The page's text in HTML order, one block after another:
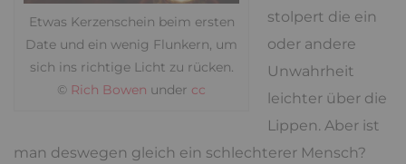
Etwas Kerzenschein beim ersten
Date und ein wenig Flunkern, um
sich ins richtige Licht zu rücken.
© Rich Bowen under cc
stolpert die ein
oder andere
Unwahrheit
leichter über die
Lippen. Aber ist
man deswegen gleich ein schlechterer Mensch?